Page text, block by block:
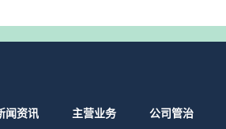
闻资讯 主营业务 公司管治